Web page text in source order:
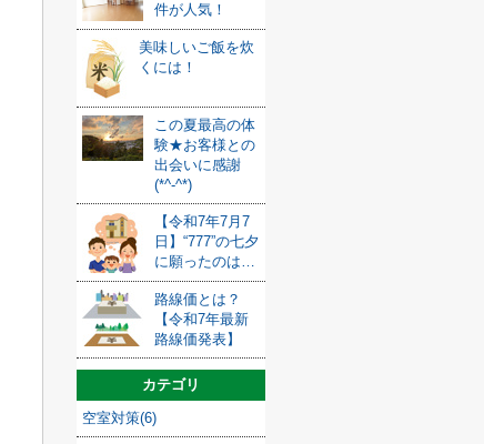
件が人気！
美味しいご飯を炊
くには！
この夏最高の体
験★お客様との
出会いに感謝
(*^-^*)
【令和7年7月7
日】“777”の七夕
に願ったのは…
路線価とは？
【令和7年最新
路線価発表】
カテゴリ
空室対策(6)